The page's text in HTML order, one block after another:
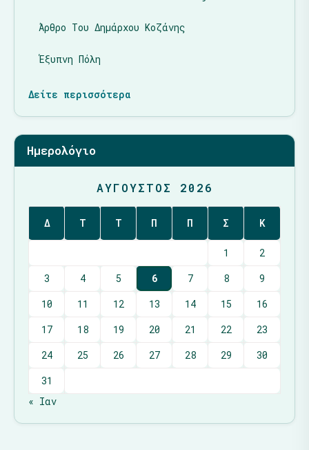
Άρθρο Του Δημάρχου Κοζάνης
Έξυπνη Πόλη
Δείτε περισσότερα
Ημερολόγιο
ΑΎΓΟΥΣΤΟΣ 2026
Δ Τ Τ Π Π Σ Κ
1
2
3
4 5 6 7 8
9
10
11 12 13 14 15
16
17
18 19 20 21 22
23
24
25 26 27 28 29
30
31
« Ιαν